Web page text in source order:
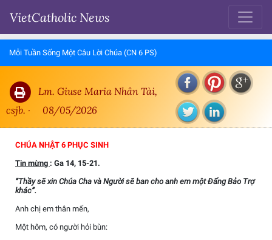
VietCatholic News
Mỗi Tuần Sống Một Câu Lời Chúa (CN 6 PS)
Lm. Giuse Maria Nhân Tài,
csjb. ·
08/05/2026
CHÚA NHẬT 6 PHỤC SINH
Tin mừng : Ga 14, 15-21.
“Thầy sẽ xin Chúa Cha và Người sẽ ban cho anh em một Đấng Bảo Trợ
khác”.
Anh chị em thân mến,
Một hôm, có người hỏi bùn: